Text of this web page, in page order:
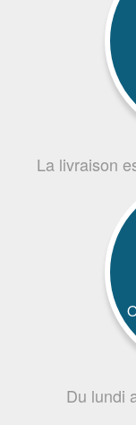
La livraison
Du lundi